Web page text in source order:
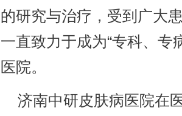
的研究与治疗，受到广大
一直致力于成为“专科、专
医院。
济南中研皮肤病医院在